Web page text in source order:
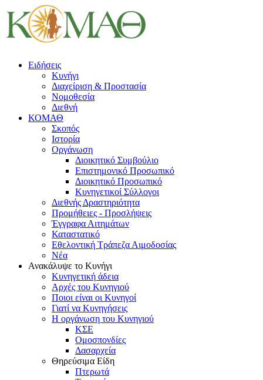
Ειδήσεις
Κυνήγι
Διαχείριση & Προστασία
Νομοθεσία
Διεθνή
ΚΟΜΑΘ
Σκοπός
Ιστορία
Οργάνωση
Διοικητικό Συμβούλιο
Επιστημονικό Προσωπικό
Διοικητικό Προσωπικό
Κυνηγετικοί Σύλλογοι
Διεθνής Δραστηριότητα
Προμήθειες - Προσλήψεις
Έγγραφα Αιτημάτων
Καταστατικό
Εθελοντική Τράπεζα Αιμοδοσίας
Νέα
Ανακάλυψε το Κυνήγι
Κυνηγετική άδεια
Αρχές του Κυνηγιού
Ποιοι είναι οι Κυνηγοί
Γιατί να Κυνηγήσεις
Η οργάνωση του Κυνηγιού
ΚΣΕ
Ομοσπονδίες
Δασαρχεία
Θηρεύσιμα Είδη
Πτερωτά